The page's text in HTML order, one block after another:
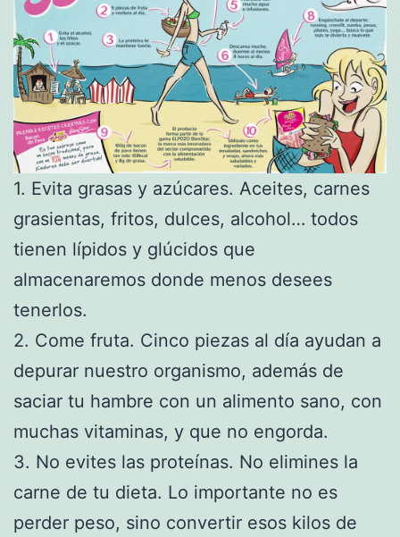
1. Evita grasas y azúcares. Aceites, carnes
grasientas, fritos, dulces, alcohol… todos
tienen lípidos y glúcidos que
almacenaremos donde menos desees
tenerlos.
2. Come fruta. Cinco piezas al día ayudan a
depurar nuestro organismo, además de
saciar tu hambre con un alimento sano, con
muchas vitaminas, y que no engorda.
3. No evites las proteínas. No elimines la
carne de tu dieta. Lo importante no es
perder peso, sino convertir esos kilos de